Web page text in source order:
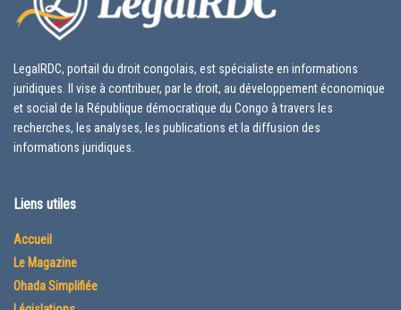
LegalRDC, portail du droit congolais, est spécialiste en informations
juridiques. Il vise à contribuer, par le droit, au développement économique
et social de la République démocratique du Congo à travers les
recherches, les analyses, les publications et la diffusion des
informations juridiques.
Liens utiles
Accueil
Le Magazine
Ohada Simplifiée